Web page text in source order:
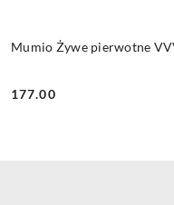
Mumio Żywe pierwotne
Cena:
177.00